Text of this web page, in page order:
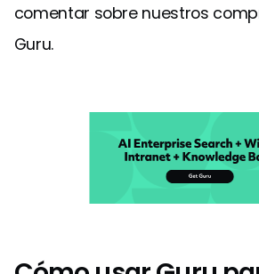
comentar sobre nuestros
Guru.